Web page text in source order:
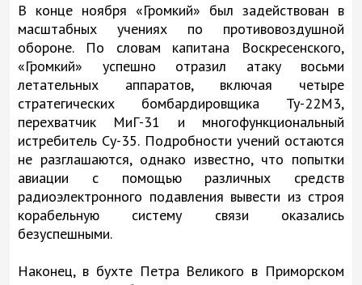
В конце ноября «Громкий» был задействован в
масштабных учениях по противовоздушной
обороне. По словам капитана Воскресенского,
«Громкий» успешно отразил атаку восьми
летательных аппаратов, включая четыре
стратегических бомбардировщика Ту-22М3,
перехватчик МиГ-31 и многофункциональный
истребитель Су-35. Подробности учений остаются
не разглашаются, однако известно, что попытки
авиации с помощью различных средств
радиоэлектронного подавления вывести из строя
корабельную систему связи оказались
безуспешными.
Наконец, в бухте Петра Великого в Приморском